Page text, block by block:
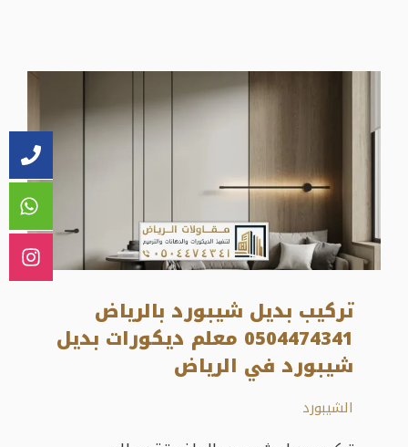
تركيب بديل شيبورد بالرياض
0504474341 معلم ديكورات بديل
شيبورد في الرياض
الشيبورد